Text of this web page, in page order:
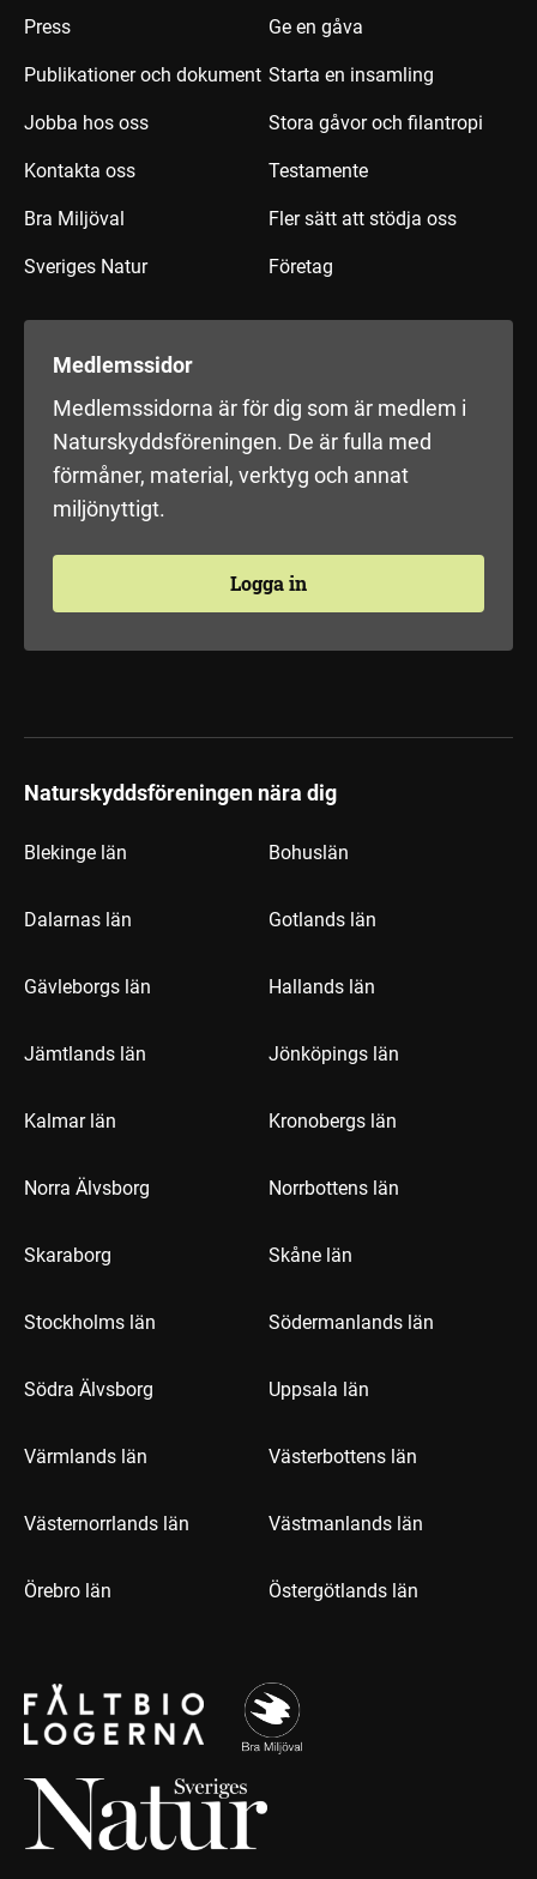
Press
Publikationer och dokument
Jobba hos oss
Kontakta oss
Bra Miljöval
Sveriges Natur
Ge en gåva
Starta en insamling
Stora gåvor och filantropi
Testamente
Fler sätt att stödja oss
Företag
Medlemssidor
Medlemssidorna är för dig som är medlem i
Naturskyddsföreningen. De är fulla med
förmåner, material, verktyg och annat
miljönyttigt.
Logga in
Naturskyddsföreningen nära dig
Blekinge län Bohuslän
Dalarnas län Gotlands län
Gävleborgs län Hallands län
Jämtlands län Jönköpings län
Kalmar län Kronobergs län
Norra Älvsborg Norrbottens län
Skaraborg Skåne län
Stockholms län Södermanlands län
Södra Älvsborg Uppsala län
Värmlands län Västerbottens län
Västernorrlands län Västmanlands län
Örebro län Östergötlands län